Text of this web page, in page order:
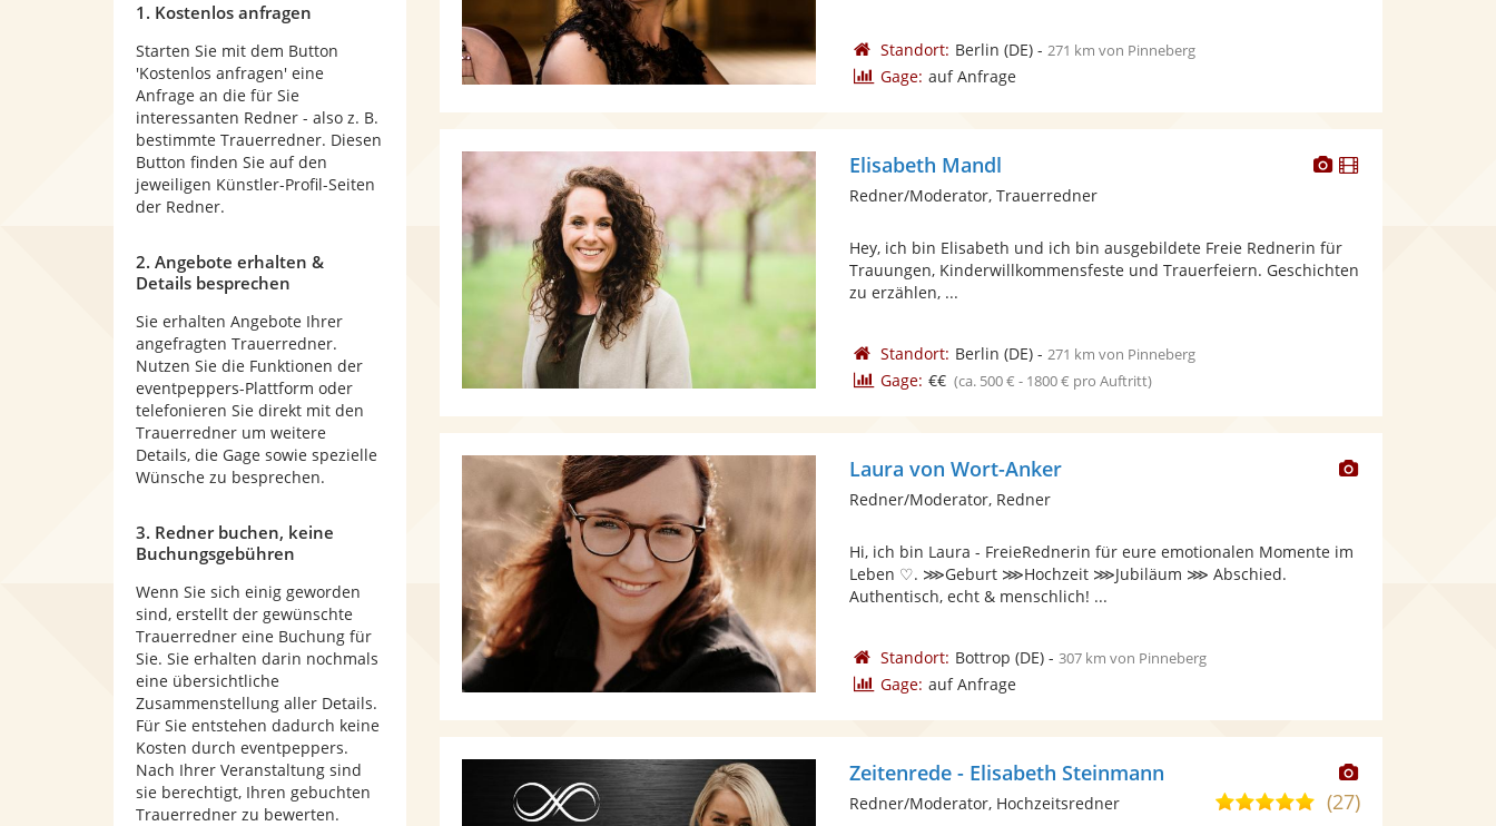
Standort: Berlin (DE)- 271 km von Pinneberg
Gage: auf Anfrage
Dieser
bereit.
Dieser
Elisabeth Mandl
Redner/Moderator, Trauerredner
Hey, ich bin Elisabeth und ich bin ausgebildete Freie Rednerin für
Trauungen, Kinderwillkommensfeste und Trauerfeiern. Geschichten
zu erzählen, ...
Standort: Berlin (DE)- 271 km von Pinneberg
Gage: €€ (ca. 500 € - 1800 € pro Auftritt)
Dieser
Laura von Wort-Anker
Redner/Moderator, Redner
Hi, ich bin Laura - FreieRednerin für eure emotionalen Momente im
Leben ♡. ⋙Geburt ⋙Hochzeit ⋙Jubiläum ⋙ Abschied.
Authentisch, echt & menschlich! ...
Standort: Bottrop (DE)- 307 km von Pinneberg
Gage: auf Anfrage
Dieser
Künstler
Zeitenrede - Elisabeth Steinmann
5,0(27)
Redner/Moderator, Hochzeitsredner
1. Kostenlos anfragen
Starten Sie mit dem Button
'Kostenlos anfragen' eine
Anfrage an die für Sie
interessanten Redner - also z. B.
bestimmte Trauerredner. Diesen
Button finden Sie auf den
jeweiligen Künstler-Profil-Seiten
der Redner.
2. Angebote erhalten &
Details besprechen
Sie erhalten Angebote Ihrer
angefragten Trauerredner.
Nutzen Sie die Funktionen der
eventpeppers-Plattform oder
telefonieren Sie direkt mit den
Trauerredner um weitere
Details, die Gage sowie spezielle
Wünsche zu besprechen.
3. Redner buchen, keine
Buchungsgebühren
Wenn Sie sich einig geworden
sind, erstellt der gewünschte
Trauerredner eine Buchung für
Sie. Sie erhalten darin nochmals
eine übersichtliche
Zusammenstellung aller Details.
Für Sie entstehen dadurch keine
Kosten durch eventpeppers.
Nach Ihrer Veranstaltung sind
sie berechtigt, Ihren gebuchten
Trauerredner zu bewerten.